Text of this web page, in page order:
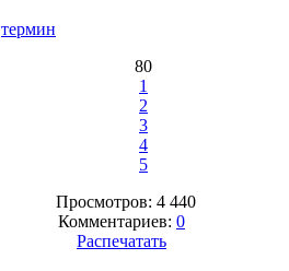
термин
80
1
2
3
4
5
Просмотров: 4 440
Комментариев: 0
Распечатать